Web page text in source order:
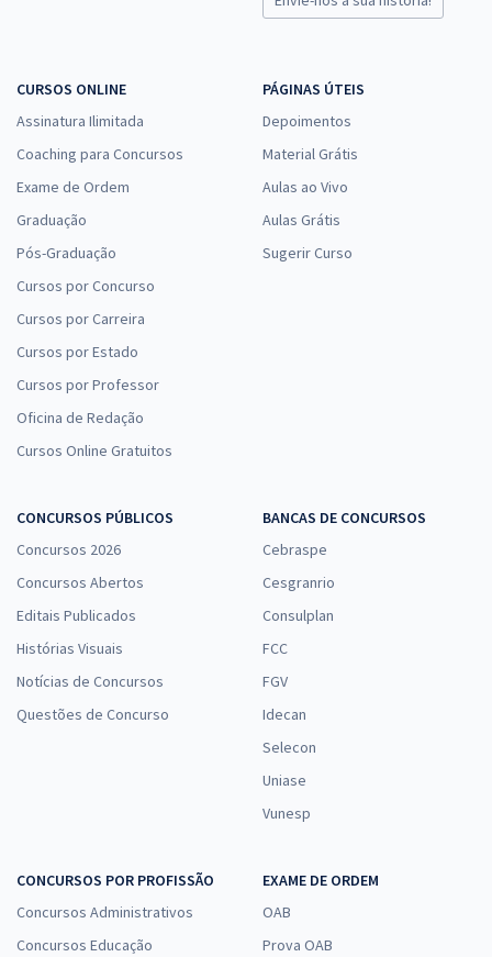
CURSOS ONLINE
Assinatura Ilimitada
Coaching para Concursos
Exame de Ordem
Graduação
Pós-Graduação
Cursos por Concurso
Cursos por Carreira
Cursos por Estado
Cursos por Professor
Oficina de Redação
Cursos Online Gratuitos
PÁGINAS ÚTEIS
Depoimentos
Material Grátis
Aulas ao Vivo
Aulas Grátis
Sugerir Curso
CONCURSOS PÚBLICOS
Concursos 2026
Concursos Abertos
Editais Publicados
Histórias Visuais
Notícias de Concursos
Questões de Concurso
BANCAS DE CONCURSOS
Cebraspe
Cesgranrio
Consulplan
FCC
FGV
Idecan
Selecon
Uniase
Vunesp
CONCURSOS POR PROFISSÃO
Concursos Administrativos
Concursos Educação
EXAME DE ORDEM
OAB
Prova OAB